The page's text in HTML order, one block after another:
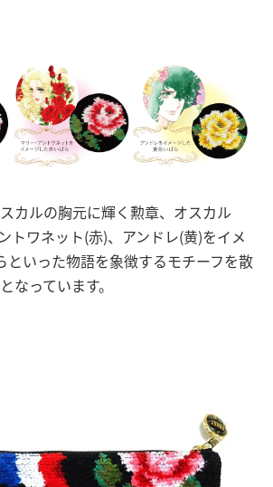
カルの胸元に輝く勲章、オスカル
トワネット(赤)、アンドレ(黄)をイメ
といった物語を象徴するモチーフを散
なっています。